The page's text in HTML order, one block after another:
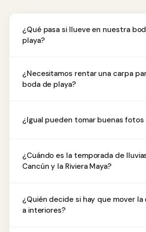
¿Qué pasa si llueve en nuestra
playa?
¿Necesitamos rentar una carpa
boda de playa?
¿Igual pueden tomar buenas fotos
¿Cuándo es la temporada de
Cancún y la Riviera Maya?
¿Quién decide si hay que mover la
a interiores?